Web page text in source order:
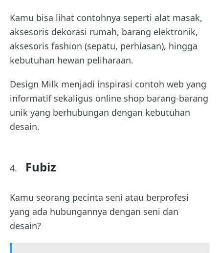
Kamu bisa lihat contohnya seperti alat masak,
aksesoris dekorasi rumah, barang elektronik,
aksesoris fashion (sepatu, perhiasan), hingga
kebutuhan hewan peliharaan.
Design Milk menjadi inspirasi contoh web yang
informatif sekaligus online shop barang-barang
unik yang berhubungan dengan kebutuhan
desain.
Fubiz
Kamu seorang pecinta seni atau berprofesi
yang ada hubungannya dengan seni dan
desain?